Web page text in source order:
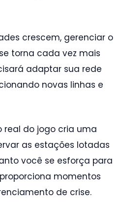
crescem, gerenciar o
torna cada vez mais
adaptar sua rede
novas linhas e
real do jogo cria uma
as estações lotadas
você se esforça para
momentos
de crise.